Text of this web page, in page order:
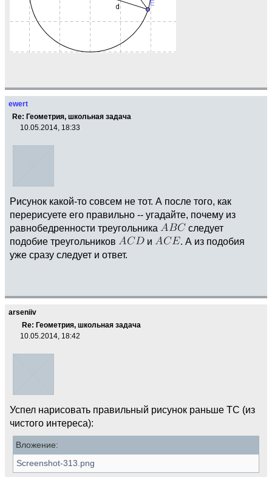
ewert
Re: Геометрия, школьная задача
10.05.2014, 18:33
Рисунок какой-то совсем не тот. А после того, как
перерисуете его правильно -- угадайте, почему из
равнобедренности треугольника
следует
подобие треугольников
и
. А из подобия
уже сразу следует и ответ.
arseniiv
Re: Геометрия, школьная задача
10.05.2014, 18:42
Успел нарисовать правильный рисунок раньше ТС (из
чистого интереса):
Вложение:
Screenshot-313.png